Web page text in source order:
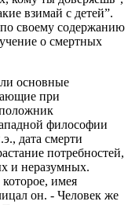
взимай с детей”.
своему содержанию
о смертных
основные
при
философии
дата смерти
потребностей,
и неразумных.
имея
он. - Человек же